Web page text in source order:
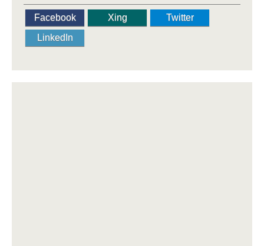
Facebook Xing
Twitter
LinkedIn